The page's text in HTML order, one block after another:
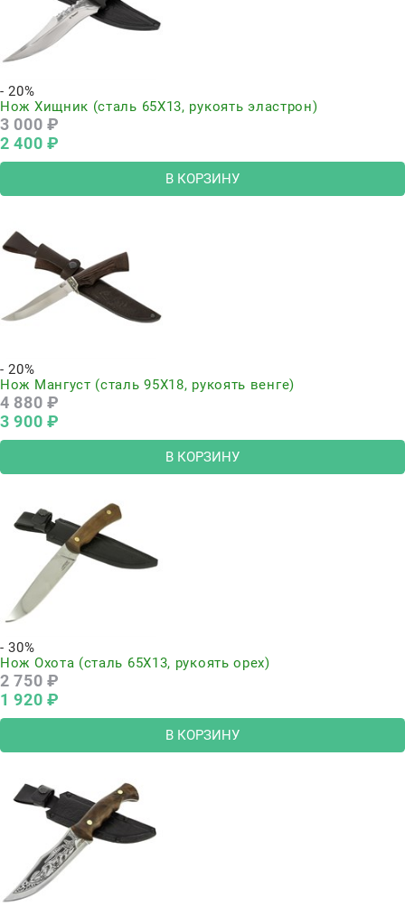
- 20%
Нож Хищник (сталь 65Х13, рукоять эластрон)
3 000 ₽
2 400 ₽
В КОРЗИНУ
- 20%
Нож Мангуст (сталь 95Х18, рукоять венге)
4 880 ₽
3 900 ₽
В КОРЗИНУ
- 30%
Нож Охота (сталь 65Х13, рукоять орех)
2 750 ₽
1 920 ₽
В КОРЗИНУ